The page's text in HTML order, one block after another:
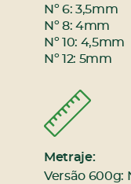
Nº 6: 3,5mm
Nº 8: 4mm
Nº 10: 4,5mm
Nº 12: 5mm
Metraje:
Versão 600g: